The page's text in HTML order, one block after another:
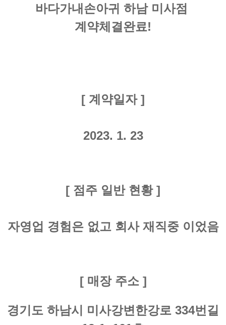
바다가내손아귀 하남 미사점
계약체결완료!
[ 계약일자 ]
2023. 1. 23
[ 점주 일반 현황 ]
자영업 경험은 없고 회사 재직중 이었음
[ 매장 주소 ]
경기도 하남시 미사강변한강로 334번길